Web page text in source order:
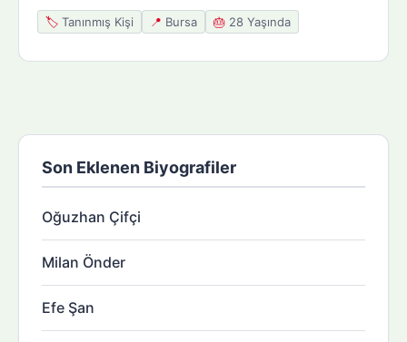
🏷️ Tanınmış Kişi 📍 Bursa 🎂 28 Yaşında
Son Eklenen Biyografiler
Oğuzhan Çifçi
Milan Önder
Efe Şan